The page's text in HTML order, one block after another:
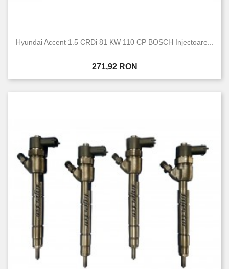
Hyundai Accent 1.5 CRDi 81 KW 110 CP BOSCH Injectoare...
Pret
271,92 RON